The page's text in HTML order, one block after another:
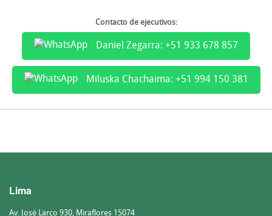
Contacto de ejecutivos:
Daniel Zegarra: +51 933 678 857
Miluska Chachaima: +51 994 150 381
Lima
Av. José Larco 930, Miraflores 15074